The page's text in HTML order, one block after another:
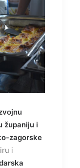
županiju i
zagorske
i